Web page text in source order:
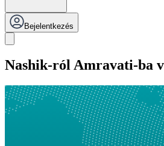
Bejelentkezés
Nashik-ról Amravati-ba